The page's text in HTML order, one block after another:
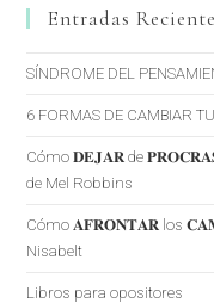
Entradas
SÍNDROME DEL
6 FORMAS DE CAMBIAR
Cómo 𝐃𝐄𝐉𝐀𝐑 de
de Mel Robbins
Cómo 𝐀𝐅𝐑𝐎𝐍𝐓𝐀𝐑 los
Nisabelt
Libros para opositores